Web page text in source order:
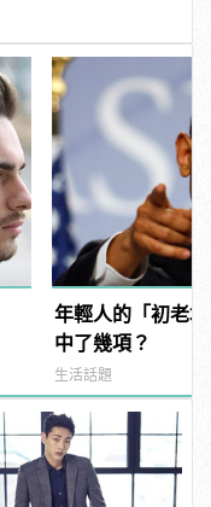
年輕人的「初老
中了幾項？
生活話題